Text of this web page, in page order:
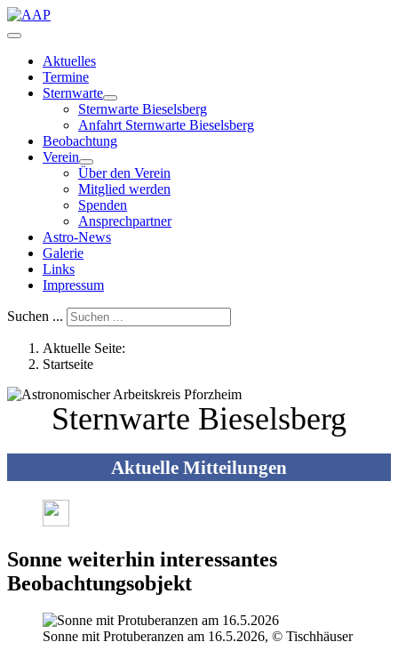
Aktuelles
Termine
Sternwarte
Sternwarte Bieselsberg
Anfahrt Sternwarte Bieselsberg
Beobachtung
Verein
Über den Verein
Mitglied werden
Spenden
Ansprechpartner
Astro-News
Galerie
Links
Impressum
Suchen ...
Aktuelle Seite:
Startseite
Sternwarte Bieselsberg
Aktuelle Mitteilungen
Sonne weiterhin interessantes
Beobachtungsobjekt
Sonne mit Protuberanzen am 16.5.2026, © Tischhäuser